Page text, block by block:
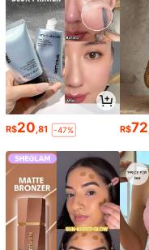
R$20,81 -47% R$72